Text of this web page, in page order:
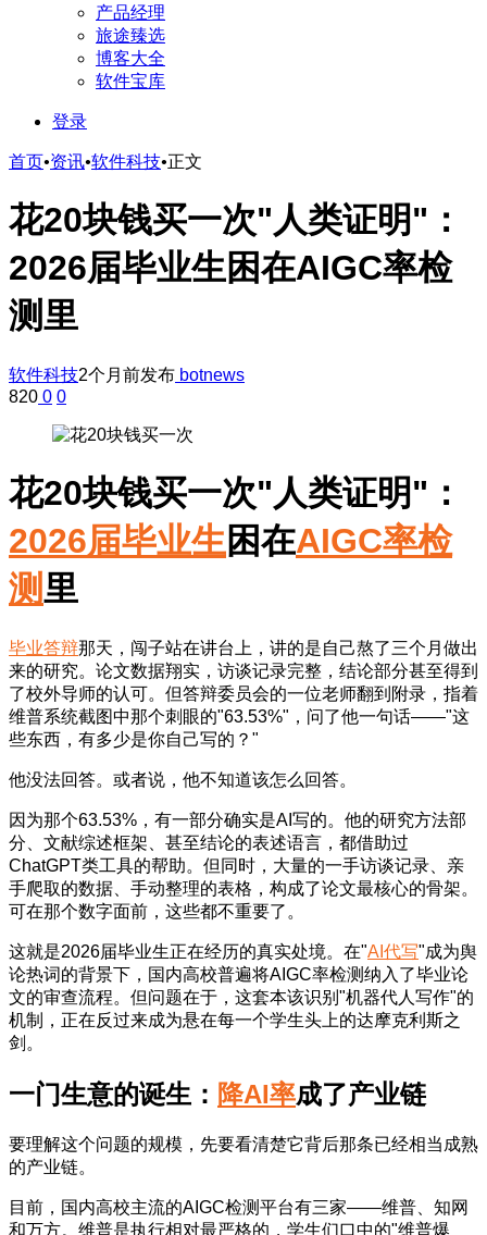
产品经理
旅途臻选
博客大全
软件宝库
登录
首页•资讯•软件科技•正文
花20块钱买一次"人类证明"：
2026届毕业生困在AIGC率检
测里
软件科技2个月前发布 botnews
820 0 0
花20块钱买一次"人类证明"：
2026届毕业生困在AIGC率检
测里
毕业答辩那天，闯子站在讲台上，讲的是自己熬了三个月做出
来的研究。论文数据翔实，访谈记录完整，结论部分甚至得到
了校外导师的认可。但答辩委员会的一位老师翻到附录，指着
维普系统截图中那个刺眼的"63.53%"，问了他一句话——"这
些东西，有多少是你自己写的？"
他没法回答。或者说，他不知道该怎么回答。
因为那个63.53%，有一部分确实是AI写的。他的研究方法部
分、文献综述框架、甚至结论的表述语言，都借助过
ChatGPT类工具的帮助。但同时，大量的一手访谈记录、亲
手爬取的数据、手动整理的表格，构成了论文最核心的骨架。
可在那个数字面前，这些都不重要了。
这就是2026届毕业生正在经历的真实处境。在"AI代写"成为舆
论热词的背景下，国内高校普遍将AIGC率检测纳入了毕业论
文的审查流程。但问题在于，这套本该识别"机器代人写作"的
机制，正在反过来成为悬在每一个学生头上的达摩克利斯之
剑。
一门生意的诞生： 降AI率成了产业链
要理解这个问题的规模，先要看清楚它背后那条已经相当成熟
的产业链。
目前，国内高校主流的AIGC检测平台有三家——维普、知网
和万方。维普是执行相对最严格的，学生们口中的"维普爆